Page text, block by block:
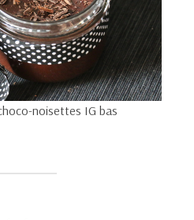
noisettes IG bas